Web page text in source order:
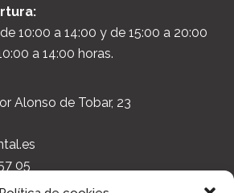
10:00 a 14:00 y de 15:00 a 20:00
a 14:00 horas.
Alonso de Tobar, 23
05